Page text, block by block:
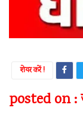
शेयर करें !
posted on :